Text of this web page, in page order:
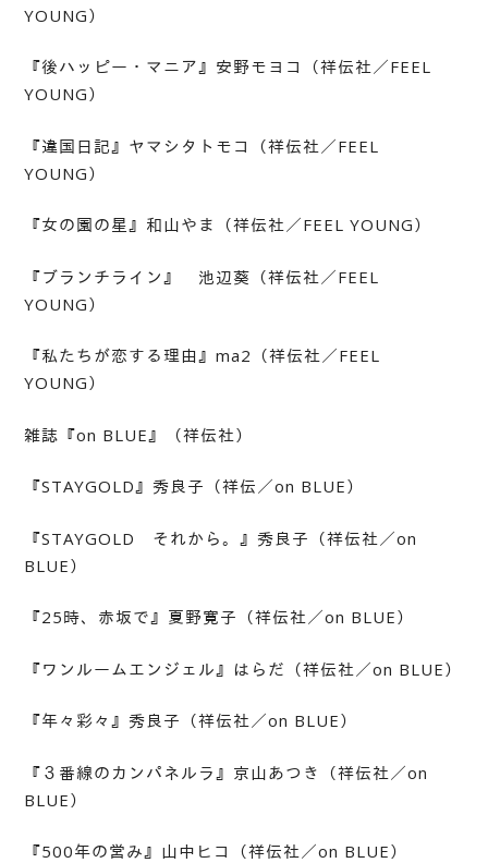
YOUNG）
『後ハッピー・マニア』安野モヨコ（祥伝社／FEEL
YOUNG）
『違国日記』ヤマシタトモコ（祥伝社／FEEL
YOUNG）
『女の園の星』和山やま（祥伝社／FEEL YOUNG）
『ブランチライン』 池辺葵（祥伝社／FEEL
YOUNG）
『私たちが恋する理由』ma2（祥伝社／FEEL
YOUNG）
雑誌『on BLUE』（祥伝社）
『STAYGOLD』秀良子（祥伝／on BLUE）
『STAYGOLD それから。』秀良子（祥伝社／on
BLUE）
『25時、赤坂で』夏野寛子（祥伝社／on BLUE）
『ワンルームエンジェル』はらだ（祥伝社／on BLUE）
『年々彩々』秀良子（祥伝社／on BLUE）
『３番線のカンパネルラ』京山あつき（祥伝社／on
BLUE）
『500年の営み』山中ヒコ（祥伝社／on BLUE）